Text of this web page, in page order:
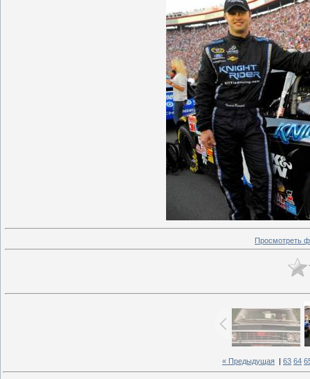
Просмотреть
« Предыдущая 63 64